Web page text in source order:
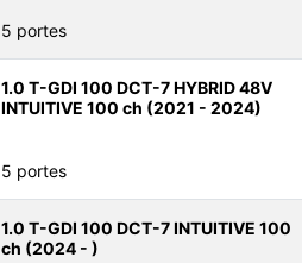
5 portes
1.0 T-GDI 100 DCT-7 HYBRID 48V
INTUITIVE 100 ch (2021 - 2024)
5 portes
1.0 T-GDI 100 DCT-7 INTUITIVE 100
ch (2024 - )